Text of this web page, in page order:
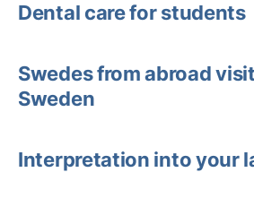
Dental care for students
Swedes from abroad
Sweden
Interpretation into your